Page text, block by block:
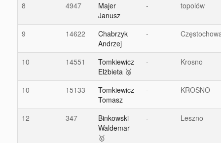
8 4947
Majer
Janusz
- topolów
9 14622
Chabrzyk
Andrzej
-
10 14551
Tomkiewicz
Elżbieta 🥈
- Krosno
10 15133
Tomkiewicz
Tomasz
- KROSNO
12 347
Binkowski
Waldemar
🥇
- Leszno